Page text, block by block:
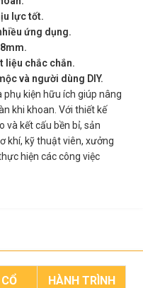
lực tốt.
ứng dụng.
liệu chắc chắn.
và người dùng DIY.
phụ kiện hữu ích giúp nâng
khi khoan. Với thiết kế
và kết cấu bền bỉ, sản
khí, kỹ thuật viên, xưởng
hiện các công việc
HÀNH TRÌNH